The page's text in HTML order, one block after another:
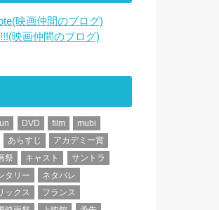
映画仲間のブログ)
映画仲間のブログ)
DVD film
mubi
あらすじ
アカデミー賞
祭 キャスト
サントラ
タリー
ネタバレ
ックス
フランス